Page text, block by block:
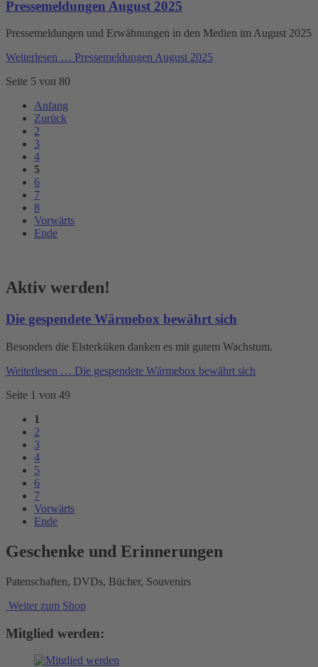
Pressemeldungen August 2025
Pressemeldungen und Erwähnungen in den Medien im August 2025
Weiterlesen … Pressemeldungen August 2025
Seite 5 von 80
Anfang
Zurück
2
3
4
5
6
7
8
Vorwärts
Ende
Aktiv werden!
Die gespendete Wärmebox bewährt sich
Besonders die Elsterküken danken es mit gutem Wachstum.
Weiterlesen … Die gespendete Wärmebox bewährt sich
Seite 1 von 49
1
2
3
4
5
6
7
Vorwärts
Ende
Geschenke und Erinnerungen
Patenschaften, DVDs, Bücher, Souvenirs
Weiter zum Shop
Mitglied werden: